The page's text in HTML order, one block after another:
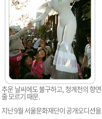
추운 날씨에도 불구하고, 청계천의 향
줄 모르기 때문.
지난 9월 서울문화재단이 공개오디션